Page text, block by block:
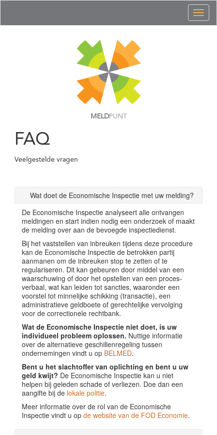
MELDPUNT
FAQ
Veelgestelde vragen
Wat doet de Economische Inspectie met uw melding?
De Economische Inspectie analyseert alle ontvangen
meldingen en start indien nodig een onderzoek of maakt
de melding over aan de bevoegde inspectiedienst.
Bij het vaststellen van inbreuken tijdens deze procedure
kan de Economische Inspectie de betrokken partij
aanmanen om de inbreuken stop te zetten of te
regulariseren. Dit kan gebeuren door middel van een
waarschuwing of door het opstellen van een proces-
verbaal, wat kan leiden tot sancties, waaronder een
voorstel tot minnelijke schikking (transactie), een
administratieve geldboete of gerechtelijke vervolging
voor de correctionele rechtbank.
Wat de Economische Inspectie niet doet, is uw
individueel probleem oplossen. Nuttige informatie
over de alternatieve geschillenregeling tussen
ondernemingen vindt u op BELMED.
Bent u het slachtoffer van oplichting en bent u uw
geld kwijt? De Economische Inspectie kan u niet
helpen bij geleden schade of verliezen. Doe dan een
aangifte bij de lokale politie.
Meer informatie over de rol van de Economische
Inspectie vindt u op de website van de FOD Economie.